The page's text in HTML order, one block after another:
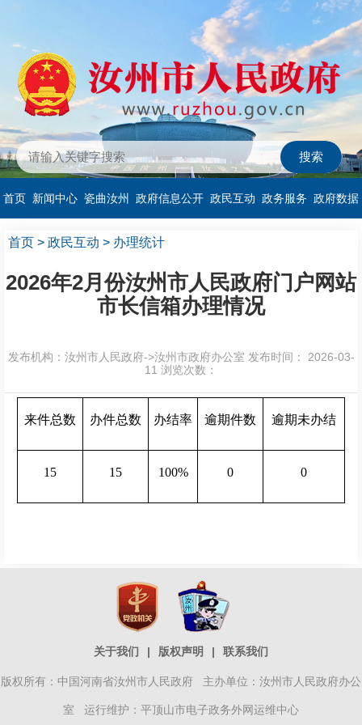
首页 新闻中心 瓷曲汝州 政府信息公开 政民互动 政务服务 政府数据
首页 > 政民互动 > 办理统计
2026年2月份汝州市人民政府门户网站
市长信箱办理情况
发布机构：汝州市人民政府->汝州市政府办公室 发布时间： 2026-03-
11 浏览次数：
来件总数 办件总数 办结率 逾期件数 逾期未办结
15 15 100% 0 0
关于我们 | 版权声明 | 联系我们
版权所有：中国河南省汝州市人民政府 主办单位：汝州市人民政府办公
室 运行维护：平顶山市电子政务外网运维中心